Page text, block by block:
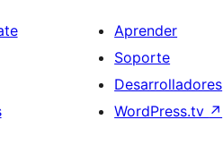
Aprender
Soporte
Desarrolladores
WordPress.tv ↗